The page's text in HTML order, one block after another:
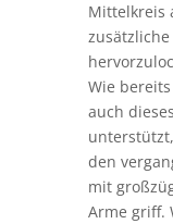
Mittelkreis
Wie
auch
den
mit
Arme griff.